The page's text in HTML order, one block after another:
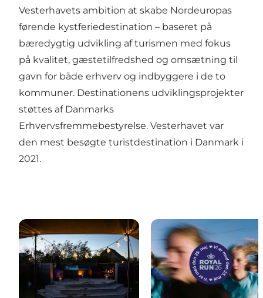
Vesterhavets ambition at skabe Nordeuropas
førende kystferiedestination – baseret på
bæredygtig udvikling af turismen med fokus
på kvalitet, gæstetilfredshed og omsætning til
gavn for både erhverv og indbyggere i de to
kommuner. Destinationens udviklingsprojekter
støttes af Danmarks
Erhvervsfremmebestyrelse. Vesterhavet var
den mest besøgte turistdestination i Danmark i
2021.